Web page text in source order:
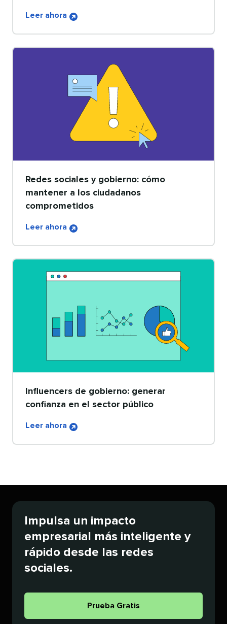
Leer ahora​​
Redes sociales y gobierno: cómo
mantener a los ciudadanos
comprometidos​​
Leer ahora​​
Influencers de gobierno: generar
confianza en el sector público​​
Leer ahora​​
Impulsa un impacto
empresarial más inteligente y
rápido desde las redes
sociales.​​
Prueba Gratis​​